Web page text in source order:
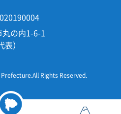
の内1-6-1
）
Rights Reserved.